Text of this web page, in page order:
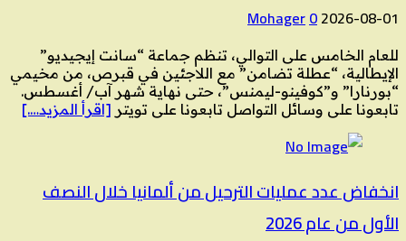
2026-08-01
Mohager0
للعام الخامس على التوالي، تنظم جماعة “سانت إيجيديو”
الإيطالية، “عطلة تضامن” مع اللاجئين في قبرص، من مخيمي
“بورنارا” و”كوفينو-ليمنس”، حتى نهاية شهر آب/ أغسطس.
تابعونا على وسائل التواصل تابعونا على تويتر [اقرأ المزيد….]
انخفاض عدد عمليات الترحيل من ألمانيا خلال النصف
الأول من عام 2026